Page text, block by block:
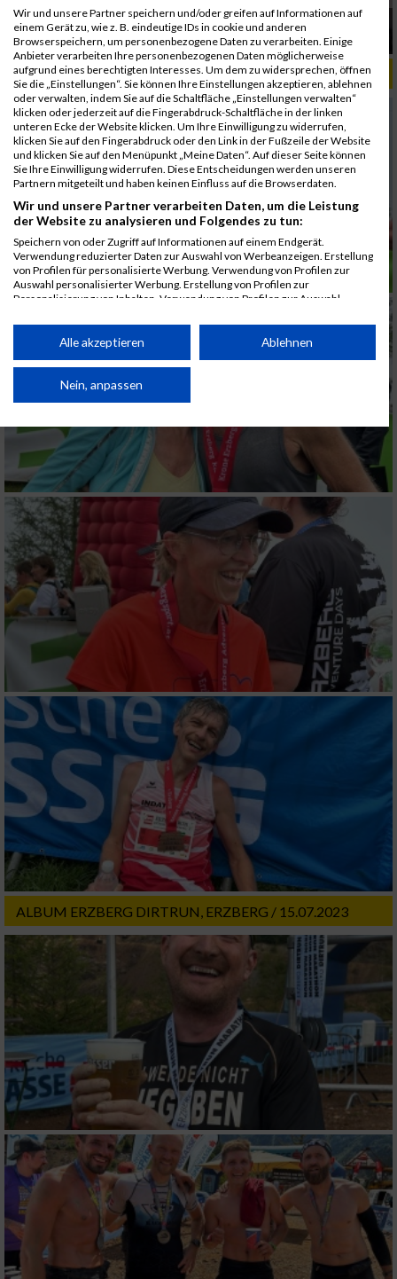
Aufgepasst: Online-Anmeldung für 2024
geöffnet
ALBUM ERZBERG LAUF UND WALK / 20.07.2024
ALBUM ERZBERG DIRTRUN, ERZBERG / 15.07.2023
Wir und unsere Partner speichern und/oder greifen auf Informationen auf
einem Gerät zu, wie z. B. eindeutige IDs in cookie und anderen
Browserspeichern, um personenbezogene Daten zu verarbeiten. Einige
Anbieter verarbeiten Ihre personenbezogenen Daten möglicherweise
aufgrund eines berechtigten Interesses. Um dem zu widersprechen, öffnen
Sie die „Einstellungen“. Sie können Ihre Einstellungen akzeptieren, ablehnen
oder verwalten, indem Sie auf die Schaltfläche „Einstellungen verwalten“
klicken oder jederzeit auf die Fingerabdruck-Schaltfläche in der linken
unteren Ecke der Website klicken. Um Ihre Einwilligung zu widerrufen,
klicken Sie auf den Fingerabdruck oder den Link in der Fußzeile der Website
und klicken Sie auf den Menüpunkt „Meine Daten“. Auf dieser Seite können
Sie Ihre Einwilligung widerrufen. Diese Entscheidungen werden unseren
Partnern mitgeteilt und haben keinen Einfluss auf die Browserdaten.
Wir und unsere Partner verarbeiten Daten, um die Leistung
der Website zu analysieren und Folgendes zu tun:
Speichern von oder Zugriff auf Informationen auf einem Endgerät.
Verwendung reduzierter Daten zur Auswahl von Werbeanzeigen. Erstellung
von Profilen für personalisierte Werbung. Verwendung von Profilen zur
Auswahl personalisierter Werbung. Erstellung von Profilen zur
Personalisierung von Inhalten. Verwendung von Profilen zur Auswahl
Performance von Inhalten. Analyse von Zielgruppen durch Statistiken oder
Kombinationen von Daten aus verschiedenen Quellen. Entwicklung und
von Inhalten.
Daten können außerhalb der Europäischen Union weitergegeben und in die
Website/App.
Partnerliste anzeigen (1 IAB-Anbieter)
Wir nutzen Ihre Daten für folgende Zwecke:
IAB-Verarbeitungszwecke:
Speichern von oder Zugriff auf Informationen
auf einem Endgerät
Verwendung reduzierter Daten zur Auswahl
von Werbeanzeigen
Erstellung von Profilen für personalisierte
Werbung
Verwendung von Profilen zur Auswahl
personalisierter Werbung
Erstellung von Profilen zur Personalisierung
von Inhalten
Verwendung von Profilen zur Auswahl
personalisierter Inhalte
Messung der Werbeleistung
Messung der Performance von Inhalten
Analyse von Zielgruppen durch Statistiken
oder Kombinationen von Daten aus
Entwicklung und Verbesserung der Angebote
Verwendung reduzierter Daten zur Auswahl
von Inhalten
IAB-Besonderheiten:
Verwendung genauer Standortdaten
Geräte anhand von aktiv angeforderten
Informationen identifizieren
Nicht-IAB-Verarbeitungszwecke:
Alle akzeptieren Ablehnen
Nein, anpassen